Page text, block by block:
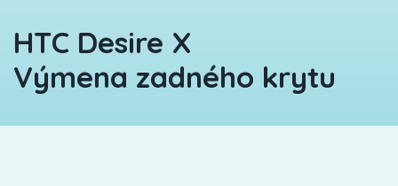
HTC Desire X
Výmena zadného krytu